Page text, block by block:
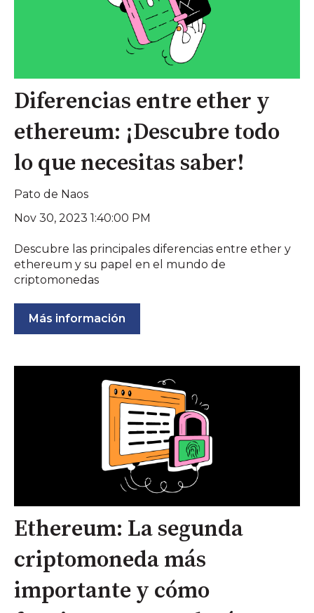
Diferencias entre ether y
ethereum: ¡Descubre todo
lo que necesitas saber!
Pato de Naos
Nov 30, 2023 1:40:00 PM
Descubre las principales diferencias entre ether y
ethereum y su papel en el mundo de
criptomonedas
Más información
Ethereum: La segunda
criptomoneda más
importante y cómo